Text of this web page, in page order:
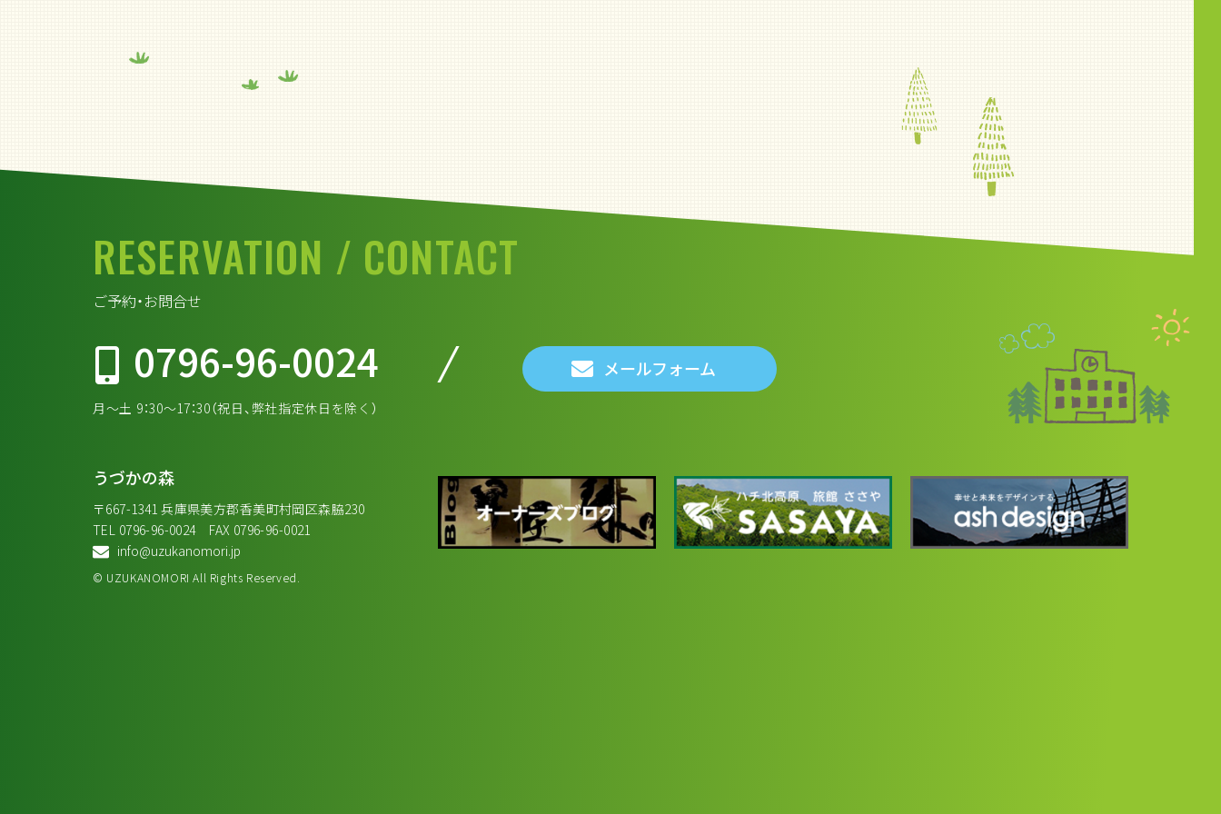
RESERVATION / CONTACT
ご予約・お問合せ
0796-96-0024
月～土 9：30～17：30（祝日、弊社指定休日を除く）
メールフォーム
うづかの森
〒667-1341 兵庫県美方郡香美町村岡区森脇230
TEL 0796-96-0024 FAX 0796-96-0021
info@uzukanomori.jp
© UZUKANOMORI All Rights Reserved.